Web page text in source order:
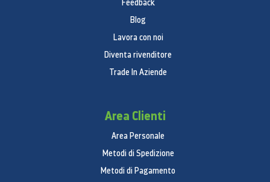
Feedback
Blog
Lavora con noi
Diventa rivenditore
Trade In Aziende
Area Clienti
Area Personale
Metodi di Spedizione
Metodi di Pagamento